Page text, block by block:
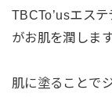
TBCTo’usエス
がお肌を潤します
肌に塗ることで